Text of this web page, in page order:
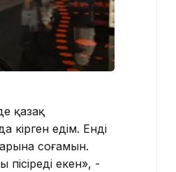
қазақ
кірген едім. Енді
соғамын.
екен», -